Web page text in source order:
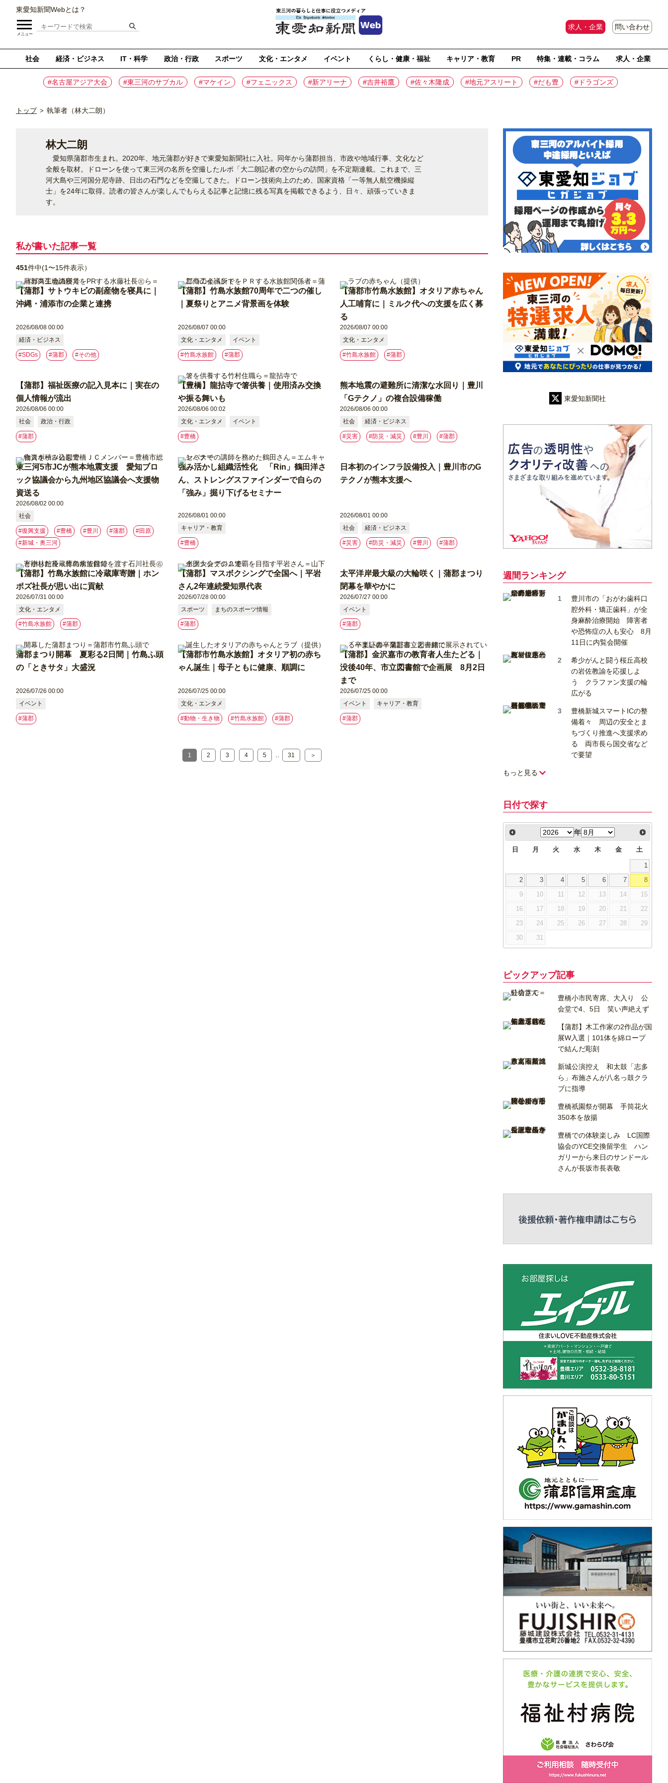
東愛知新聞Webとは？
求人・企業 問い合わせ
社会 経済・ビジネス IT・科学 政治・行政 スポーツ 文化・エンタメ イベント くらし・健康・福祉 キャリア・教育 PR 特集・連載・コラム 求人・企業
#名古屋アジア大会 #東三河のサブカル #マケイン #フェニックス #新アリーナ #吉井裕鷹 #佐々木隆成 #地元アスリート #だも豊 #ドラゴンズ
メニュー
トップ > 執筆者（林大二朗）
林大二朗
愛知県蒲郡市生まれ。2020年、地元蒲郡が好きで東愛知新聞社に入社。同年から蒲郡担当、市政や地域行事、文化など
全般を取材。ドローンを使って東三河の名所を空撮したルポ「大二朗記者の空からの訪問」を不定期連載。これまで、三
河大島や三河国分尼寺跡、日出の石門などを空撮してきた。ドローン技術向上のため、国家資格「一等無人航空機操縦
士」を24年に取得。読者の皆さんが楽しんでもらえる記事と記憶に残る写真を掲載できるよう、日々、頑張っていきま
す。
私が書いた記事⼀覧
451件中(1〜15件表示）
【蒲郡】サトウキビの副産物を寝具に｜
沖縄・浦添市の企業と連携
2026/08/08 00:00
経済・ビジネス
#SDGs #蒲郡 #その他
【蒲郡】竹島水族館70周年で二つの催し
｜夏祭りとアニメ背景画を体験
2026/08/07 00:00
文化・エンタメ
イベント
#竹島水族館 #蒲郡
【蒲郡市竹島水族館】オタリア赤ちゃん
人工哺育に｜ミルク代への支援を広く募
る
2026/08/07 00:00
文化・エンタメ
#竹島水族館 #蒲郡
【蒲郡】福祉医療の記入見本に｜実在の
個人情報が流出
2026/08/06 00:00
社会
政治・行政
#蒲郡
【豊橋】龍拈寺で箸供養｜使用済み交換
や振る舞いも
2026/08/06 00:02
文化・エンタメ
イベント
#豊橋
熊本地震の避難所に清潔な水回り｜豊川
「Gテクノ」の複合設備稼働
2026/08/06 00:00
社会
経済・ビジネス
#災害 #防災・減災 #豊川 #蒲郡
東三河5市JCが熊本地震支援 愛知ブロ
ック協議会から九州地区協議会へ支援物
資送る
2026/08/02 00:00
社会
#復興支援 #豊橋 #豊川 #蒲郡
#⽥原
#新城・奥三河
強み活かし組織活性化 「Rin」鶴田洋さ
ん、ストレングスファインダーで自らの
「強み」掘り下げるセミナー
2026/08/01 00:00
キャリア・教育
#豊橋
日本初のインフラ設備投入｜豊川市のG
テクノが熊本支援へ
2026/08/01 00:00
社会
経済・ビジネス
#災害 #防災・減災 #豊川 #蒲郡
【蒲郡】竹島水族館に冷蔵庫寄贈｜ホン
ポズ社長が思い出に貢献
2026/07/31 00:00
文化・エンタメ
#竹島水族館 #蒲郡
【蒲郡】マスボクシングで全国へ｜平岩
さん2年連続愛知県代表
2026/07/28 00:00
スポーツ
まちのスポーツ情報
#蒲郡
太平洋岸最大級の大輪咲く｜蒲郡まつり
閉幕を華やかに
2026/07/27 00:00
イベント
#蒲郡
蒲郡まつり開幕 夏彩る2日間｜竹島ふ頭
の「ときサタ」大盛況
2026/07/26 00:00
イベント
#蒲郡
【蒲郡市竹島水族館】オタリア初の赤ち
ゃん誕生｜母子ともに健康、順調に
2026/07/25 00:00
文化・エンタメ
#動物・生き物 #竹島水族館 #蒲郡
【蒲郡】金沢嘉市の教育者人生たどる｜
没後40年、市立図書館で企画展 8月2日
まで
2026/07/25 00:00
イベント
キャリア・教育
#蒲郡
1 2 3 4 5 31 ＞
東愛知新聞社
週間ランキング
豊川市の「おがわ歯科口
腔外科・矯正歯科」が全
身麻酔治療開始 障害者
や恐怖症の人も安心 8月
11日に内覧会開催
希少がんと闘う桜丘高校
の岩佐教諭を応援しよ
う クラファン支援の輪
広がる
豊橋新城スマートICの整
備着々 周辺の安全とま
ちづくり推進へ支援求め
る 両市長ら国交省など
で要望
もっと見る
日付で探す
年
日 月 火 水 木 金 土
1
2 3 4 5 6 7 8
9 10 11 12 13 14 15
16 17 18 19 20 21 22
23 24 25 26 27 28 29
30 31
ピックアップ記事
豊橋小市民寄席、大入り 公
会堂で4、5日 笑い声絶えず
【蒲郡】木工作家の2作品が国
展W入選｜101体を綿ロープ
で結んだ彫刻
新城公演控え 和太鼓「志多
ら」布施さんが八名っ鼓クラ
ブに指導
豊橋祇園祭が開幕 手筒花火
350本を放揚
豊橋での体験楽しみ LC国際
協会のYCE交換留学生 ハン
ガリーから来日のサンドール
さんが長坂市長表敬